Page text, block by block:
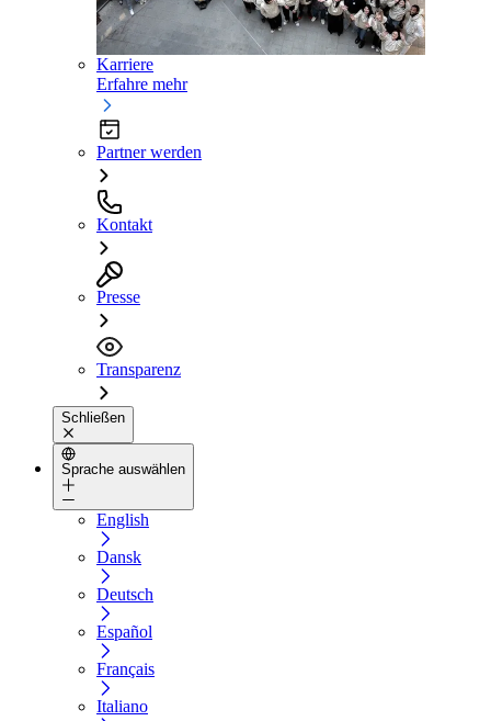
Karriere
Erfahre mehr
Partner werden
Kontakt
Presse
Transparenz
Schließen
Sprache auswählen
English
Dansk
Deutsch
Español
Français
Italiano